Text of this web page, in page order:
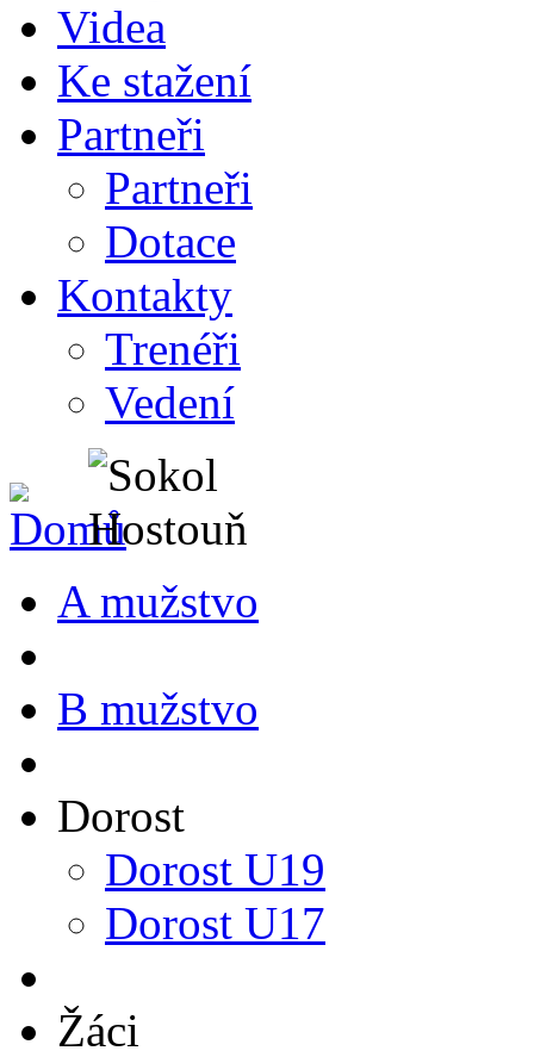
Videa
Ke stažení
Partneři
Partneři
Dotace
Kontakty
Trenéři
Vedení
A mužstvo
B mužstvo
Dorost
Dorost U19
Dorost U17
Žáci